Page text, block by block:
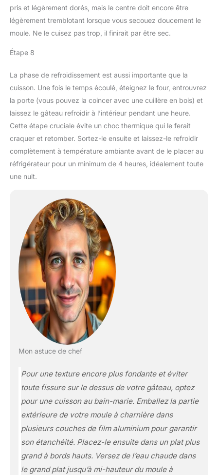
pris et légèrement dorés, mais le centre doit encore être
légèrement tremblotant lorsque vous secouez doucement le
moule. Ne le cuisez pas trop, il finirait par être sec.
Étape 8
La phase de refroidissement est aussi importante que la
cuisson. Une fois le temps écoulé, éteignez le four, entrouvrez
la porte (vous pouvez la coincer avec une cuillère en bois) et
laissez le gâteau refroidir à l’intérieur pendant une heure.
Cette étape cruciale évite un choc thermique qui le ferait
craquer et retomber. Sortez-le ensuite et laissez-le refroidir
complètement à température ambiante avant de le placer au
réfrigérateur pour un minimum de 4 heures, idéalement toute
une nuit.
Mon astuce de chef
Pour une texture encore plus fondante et éviter
toute fissure sur le dessus de votre gâteau, optez
pour une cuisson au bain-marie. Emballez la partie
extérieure de votre moule à charnière dans
plusieurs couches de film aluminium pour garantir
son étanchéité. Placez-le ensuite dans un plat plus
grand à bords hauts. Versez de l’eau chaude dans
le grand plat jusqu’à mi-hauteur du moule à